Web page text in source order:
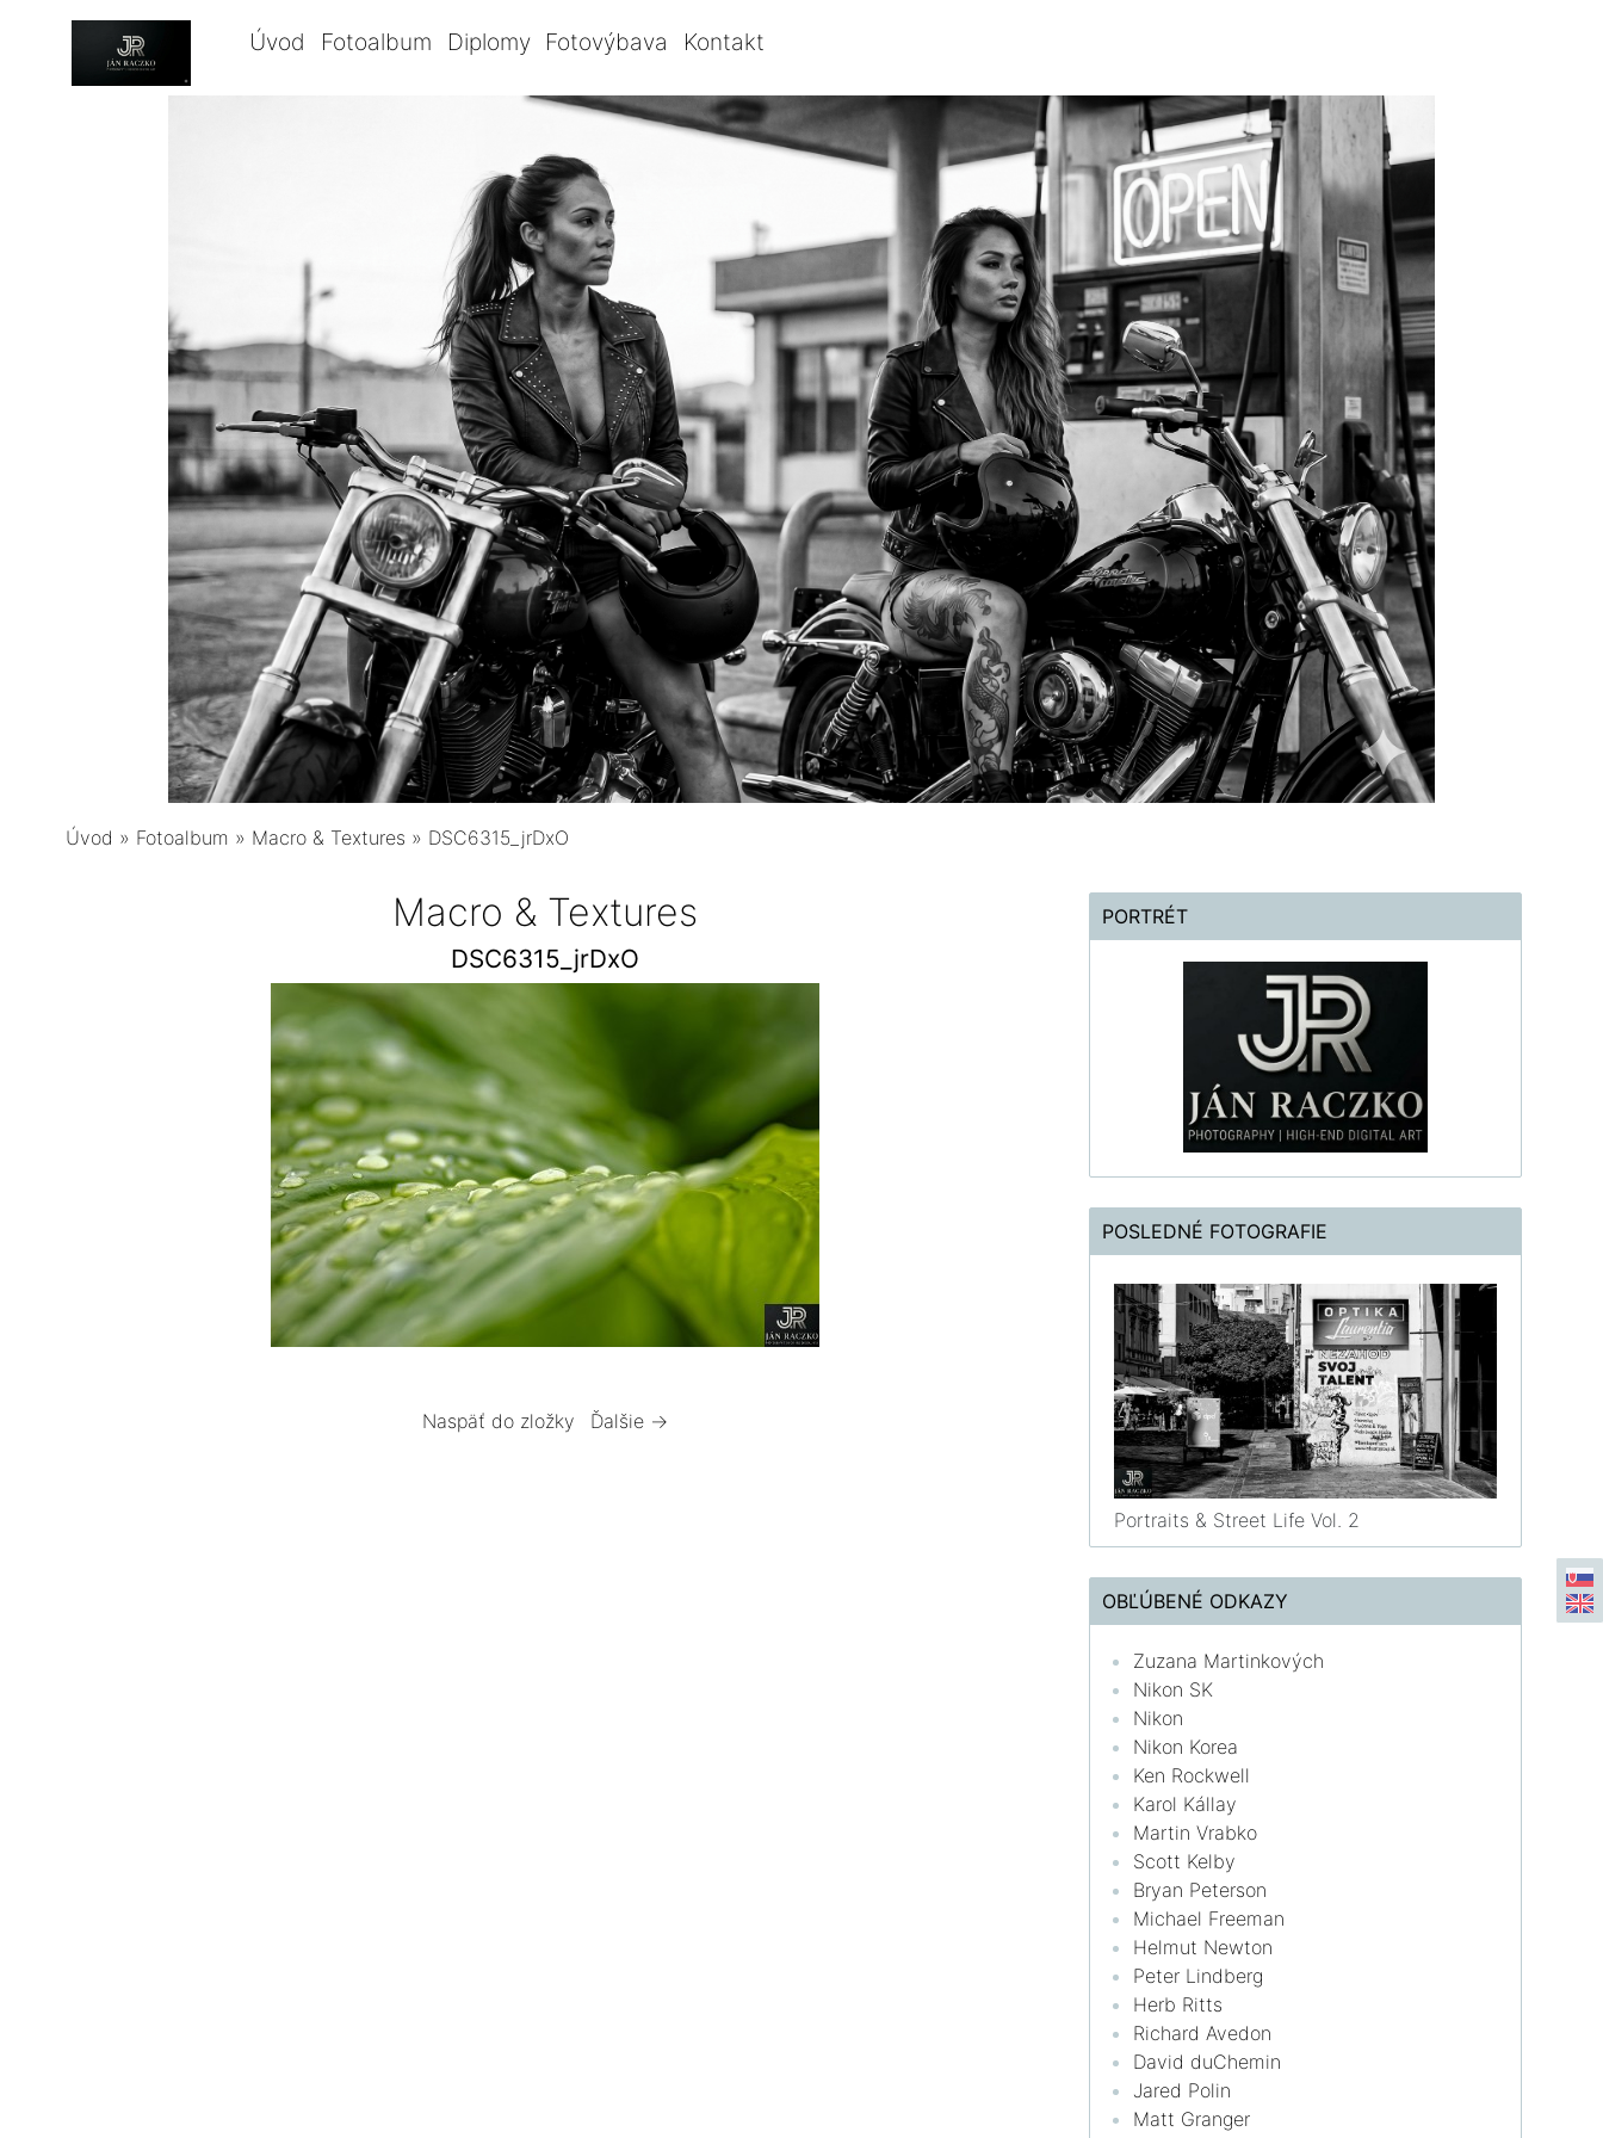
Úvod Fotoalbum Diplomy Fotovýbava Kontakt
Úvod » Fotoalbum » Macro & Textures » DSC6315_jrDxO
Macro & Textures
DSC6315_jrDxO
Naspäť do zložky Ďalšie →
PORTRÉT
POSLEDNÉ FOTOGRAFIE
Portraits & Street Life Vol. 2
OBĽÚBENÉ ODKAZY
Zuzana Martinkových
Nikon SK
Nikon
Nikon Korea
Ken Rockwell
Karol Kállay
Martin Vrabko
Scott Kelby
Bryan Peterson
Michael Freeman
Helmut Newton
Peter Lindberg
Herb Ritts
Richard Avedon
David duChemin
Jared Polin
Matt Granger